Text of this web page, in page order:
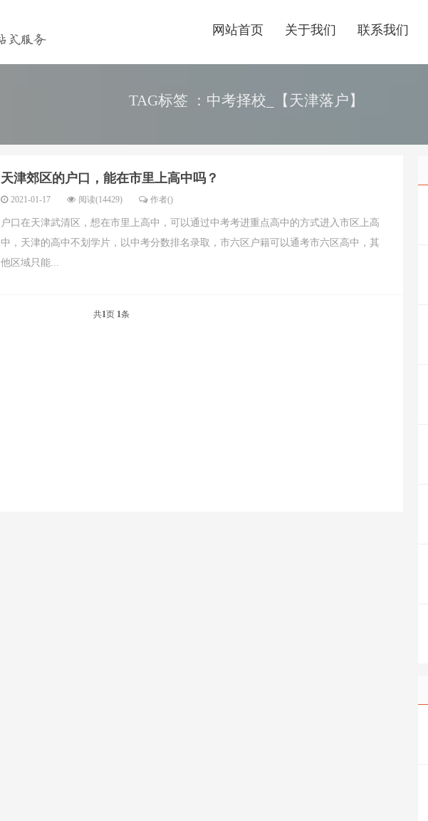
网站首页 关于我们 联系我们
TAG标签 ：中考择校_【天津落户】
天津郊区的户口，能在市里上高中吗？
2021-01-17 阅读(14429) 作者()
户口在天津武清区，想在市里上高中，可以通过中考考进重点高中的方式进入市区上高
中，天津的高中不划学片，以中考分数排名录取，市六区户籍可以通考市六区高中，其
他区域只能...
共1页 1条